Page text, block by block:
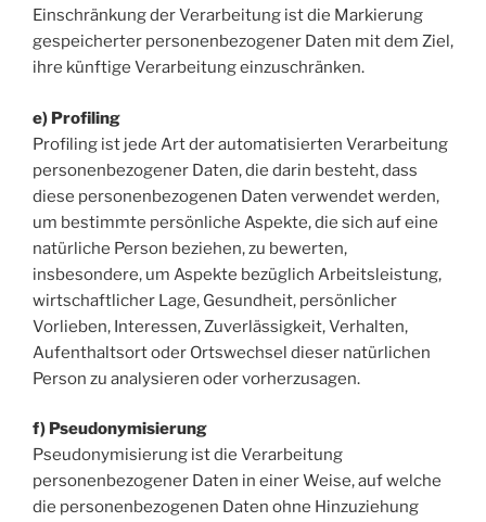
Einschränkung der Verarbeitung ist die Markierung
gespeicherter personenbezogener Daten mit dem Ziel,
ihre künftige Verarbeitung einzuschränken.
e) Profiling
Profiling ist jede Art der automatisierten Verarbeitung
personenbezogener Daten, die darin besteht, dass
diese personenbezogenen Daten verwendet werden,
um bestimmte persönliche Aspekte, die sich auf eine
natürliche Person beziehen, zu bewerten,
insbesondere, um Aspekte bezüglich Arbeitsleistung,
wirtschaftlicher Lage, Gesundheit, persönlicher
Vorlieben, Interessen, Zuverlässigkeit, Verhalten,
Aufenthaltsort oder Ortswechsel dieser natürlichen
Person zu analysieren oder vorherzusagen.
f) Pseudonymisierung
Pseudonymisierung ist die Verarbeitung
personenbezogener Daten in einer Weise, auf welche
die personenbezogenen Daten ohne Hinzuziehung